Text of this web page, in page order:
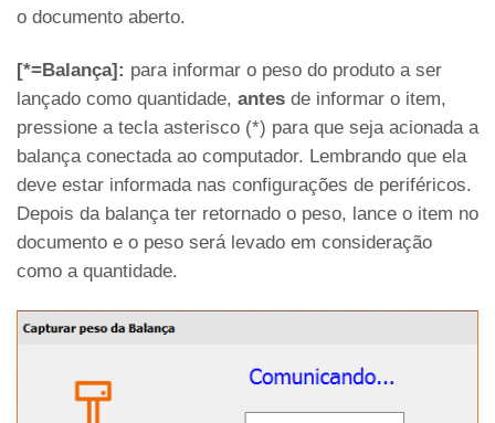
o documento aberto.
[*=Balança]: para informar o peso do produto a ser
lançado como quantidade, antes de informar o item,
pressione a tecla asterisco (*) para que seja acionada a
balança conectada ao computador. Lembrando que ela
deve estar informada nas configurações de periféricos.
Depois da balança ter retornado o peso, lance o item no
documento e o peso será levado em consideração
como a quantidade.